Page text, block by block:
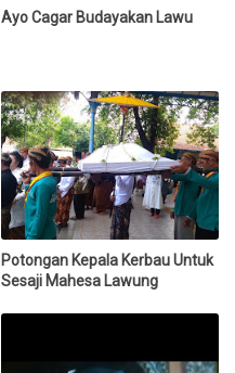
Ayo Cagar Budayakan Lawu
Potongan Kepala Kerbau Untuk
Sesaji Mahesa Lawung